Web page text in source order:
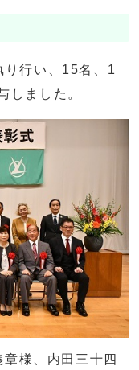
り行い、15名、1
しました。
様、内田三十四